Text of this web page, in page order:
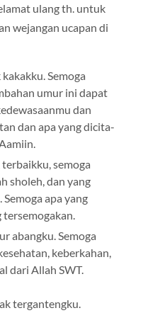
ulang th. untuk
wejangan ucapan di
Semoga
umur ini dapat
dan
dan apa yang dicita-
semoga
sholeh, dan yang
apa yang
abangku. Semoga
keberkahan,
dari Allah SWT.
tergantengku.